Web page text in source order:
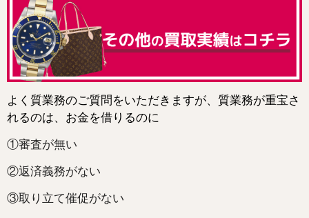
よく質業務のご質問をいただきますが、質業務が重宝さ
れるのは、お金を借りるのに
①審査が無い
②返済義務がない
③取り立て催促がない